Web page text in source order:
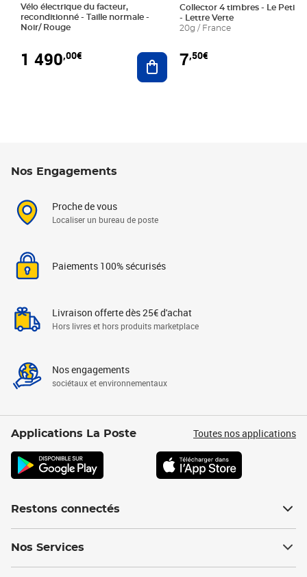
Vélo électrique du facteur,
reconditionné - Taille normale -
Noir/ Rouge
1 490,00€ Ajouter au panier
Collector 4 timbres - Le Petit
- Lettre Verte
20g / France
7,50€
Nos Engagements
Proche de vous
Localiser un bureau de poste
Paiements 100% sécurisés
Livraison offerte dès 25€ d'achat
Hors livres et hors produits marketplace
Nos engagements
sociétaux et environnementaux
Applications La Poste Toutes nos applications
Restons connectés
Nos Services